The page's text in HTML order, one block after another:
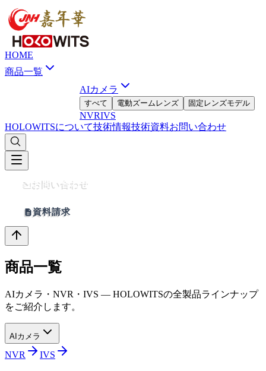
HOME
商品一覧
AIカメラ
すべて 電動ズームレンズ 固定レンズモデル
NVRIVS
HOLOWITSについて技術情報技術資料お問い合わせ
お問い合わせ
資料請求
商品一覧
AIカメラ・NVR・IVS — HOLOWITSの全製品ラインナップ
をご紹介します。
AIカメラ
NVR IVS